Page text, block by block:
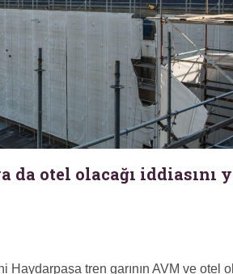
da otel olacağı iddiasını
tren garının AVM ve otel